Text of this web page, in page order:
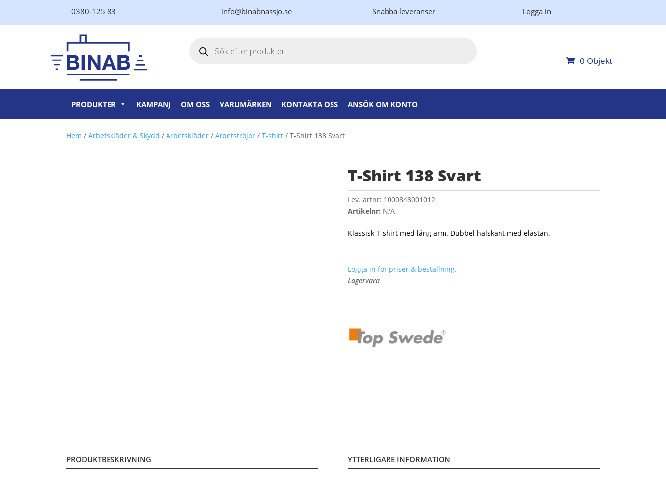
0380-125 83 info@binabnassjo.se Snabba leveranser Logga in
0 Objekt
PRODUKTER KAMPANJ OM OSS VARUMÄRKEN KONTAKTA OSS ANSÖK OM KONTO
Hem /Arbetskläder & Skydd /Arbetskläder /Arbetströjor /T-shirt / T-Shirt 138 Svart
T-Shirt 138 Svart
Lev. artnr: 1000848001012
Artikelnr: N/A
Klassisk T-shirt med lång ärm. Dubbel halskant med elastan.
Logga in för priser & beställning.
Lagervara
PRODUKTBESKRIVNING YTTERLIGARE INFORMATION